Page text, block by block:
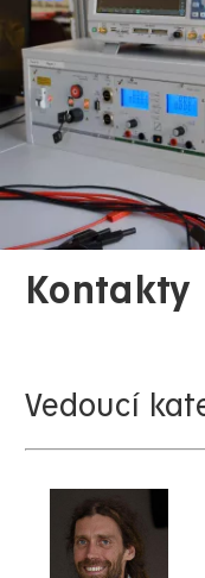
Kontakty
Vedoucí